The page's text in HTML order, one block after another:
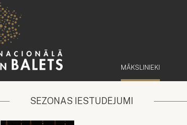
MĀKSLINIEKI
SEZONAS IESTUDĒJUMI